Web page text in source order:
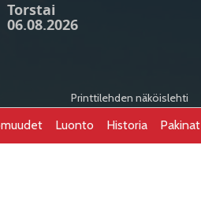
Torstai
06.08.2026
Printtilehden näköislehti
Luonto Historia Pakinat